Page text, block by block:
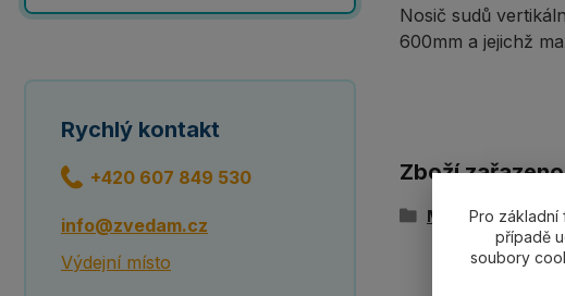
Rychlý kontakt
+420 607 849 530
info@zvedam.cz
Výdejní místo
Nosič sudů
600mm a jejichž
Zboží
Manipulační
Pro základní
případě
soubory